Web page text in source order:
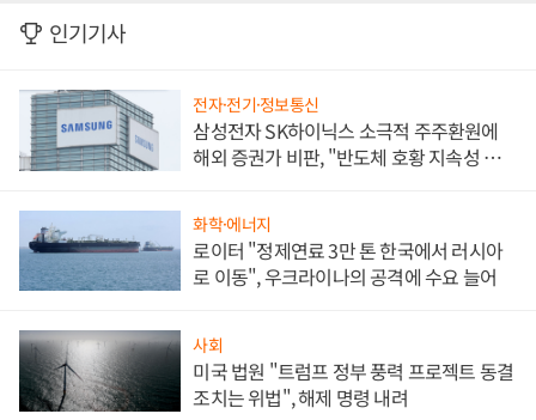
인기기사
전자·전기·정보통신
삼성전자 SK하이닉스 소극적 주주환원에
해외 증권가 비판, "반도체 호황 지속성 의
화학·에너지
로이터 "정제연료 3만 톤 한국에서 러시아
로 이동", 우크라이나의 공격에 수요 늘어
사회
미국 법원 "트럼프 정부 풍력 프로젝트 동결
조치는 위법", 해제 명령 내려